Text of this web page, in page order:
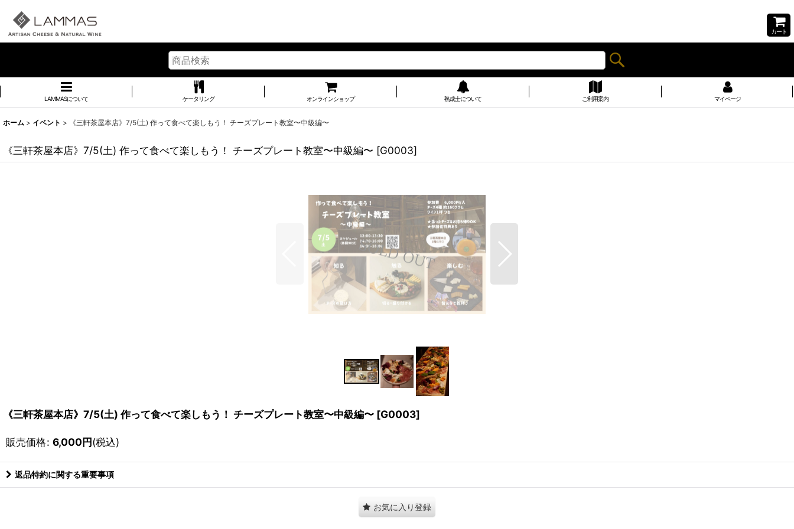
カート
LAMMASについて ケータリング オンラインショップ 熟成士について ご利用案内 マイページ
ホーム > イベント > 《三軒茶屋本店》7/5(土) 作って食べて楽しもう！ チーズプレート教室〜中級編〜
《三軒茶屋本店》7/5(土) 作って食べて楽しもう！ チーズプレート教室〜中級編〜 [G0003]
《三軒茶屋本店》7/5(土) 作って食べて楽しもう！ チーズプレート教室〜中級編〜 [G0003]
販売価格: 6,000円(税込)
返品特約に関する重要事項
お気に入り登録